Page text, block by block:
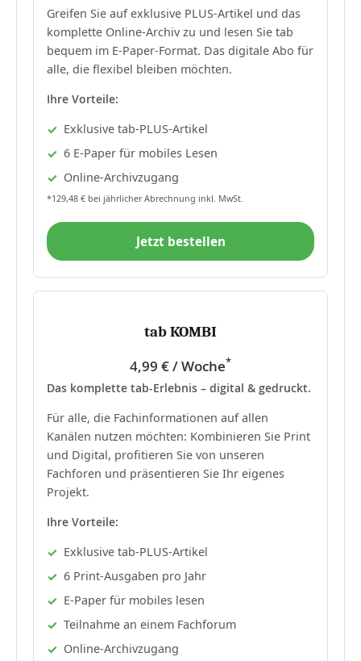
Greifen Sie auf exklusive PLUS-Artikel und das
komplette Online-Archiv zu und lesen Sie tab
bequem im E-Paper-Format. Das digitale Abo für
alle, die flexibel bleiben möchten.
Ihre Vorteile:
Exklusive tab-PLUS-Artikel
6 E-Paper für mobiles Lesen
Online-Archivzugang
*129,48 € bei jährlicher Abrechnung inkl. MwSt.
Jetzt bestellen
tab KOMBI
4,99 € / Woche*
Das komplette tab-Erlebnis – digital & gedruckt.
Für alle, die Fachinformationen auf allen
Kanälen nutzen möchten: Kombinieren Sie Print
und Digital, profitieren Sie von unseren
Fachforen und präsentieren Sie Ihr eigenes
Projekt.
Ihre Vorteile:
Exklusive tab-PLUS-Artikel
6 Print-Ausgaben pro Jahr
E-Paper für mobiles lesen
Teilnahme an einem Fachforum
Online-Archivzugang